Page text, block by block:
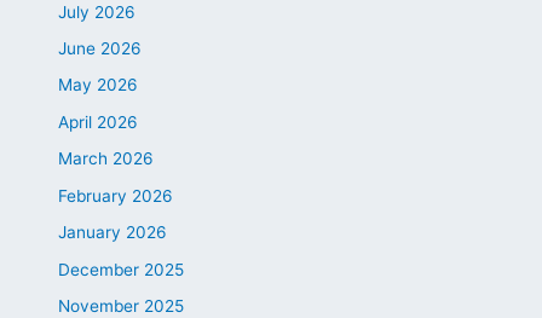
July 2026
June 2026
May 2026
April 2026
March 2026
February 2026
January 2026
December 2025
November 2025